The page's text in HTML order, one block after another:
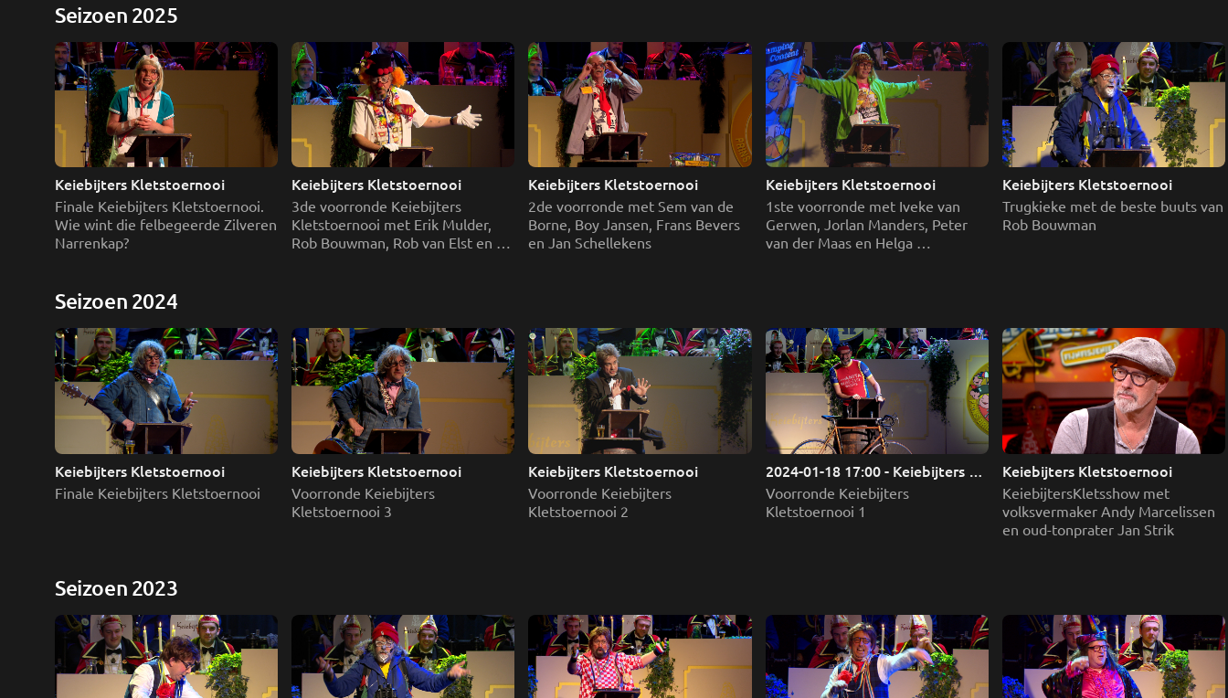
als De Vakantieganger
Dakloos
Seizoen 2025
Keiebijters Kletstoernooi
Finale Keiebijters Kletstoernooi.
Wie wint die felbegeerde Zilveren
Narrenkap?
Keiebijters Kletstoernooi
3de voorronde Keiebijters
Kletstoernooi met Erik Mulder,
Rob Bouwman, Rob van Elst en
Keiebijters Kletstoernooi
2de voorronde met Sem van de
Borne, Boy Jansen, Frans Bevers
en Jan Schellekens
Keiebijters Kletstoernooi
1ste voorronde met Iveke van
Gerwen, Jorlan Manders, Peter
van der Maas en Helga
Keiebijters Kletstoernooi
Trugkieke met de beste buuts van
Rob Bouwman
Seizoen 2024
Keiebijters Kletstoernooi Keiebijters Kletstoernooi
Voorronde Keiebijters
Kletstoernooi 3
Keiebijters Kletstoernooi
Voorronde Keiebijters
Kletstoernooi 2
2024-01-18 17:00 - Keiebijters
Kletstoernooi - 3
Voorronde Keiebijters
Kletstoernooi 1
Keiebijters Kletstoernooi
KeiebijtersKletsshow met
volksvermaker Andy Marcelissen
en oud-tonprater Jan Strik
Seizoen 2023